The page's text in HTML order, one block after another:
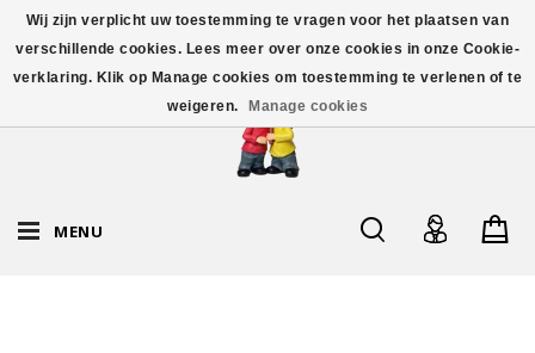
MENU
Wij zijn verplicht uw toestemming te vragen voor het plaatsen van
verschillende cookies. Lees meer over onze cookies in onze Cookie-
verklaring. Klik op Manage cookies om toestemming te verlenen of te
weigeren.
Manage cookies